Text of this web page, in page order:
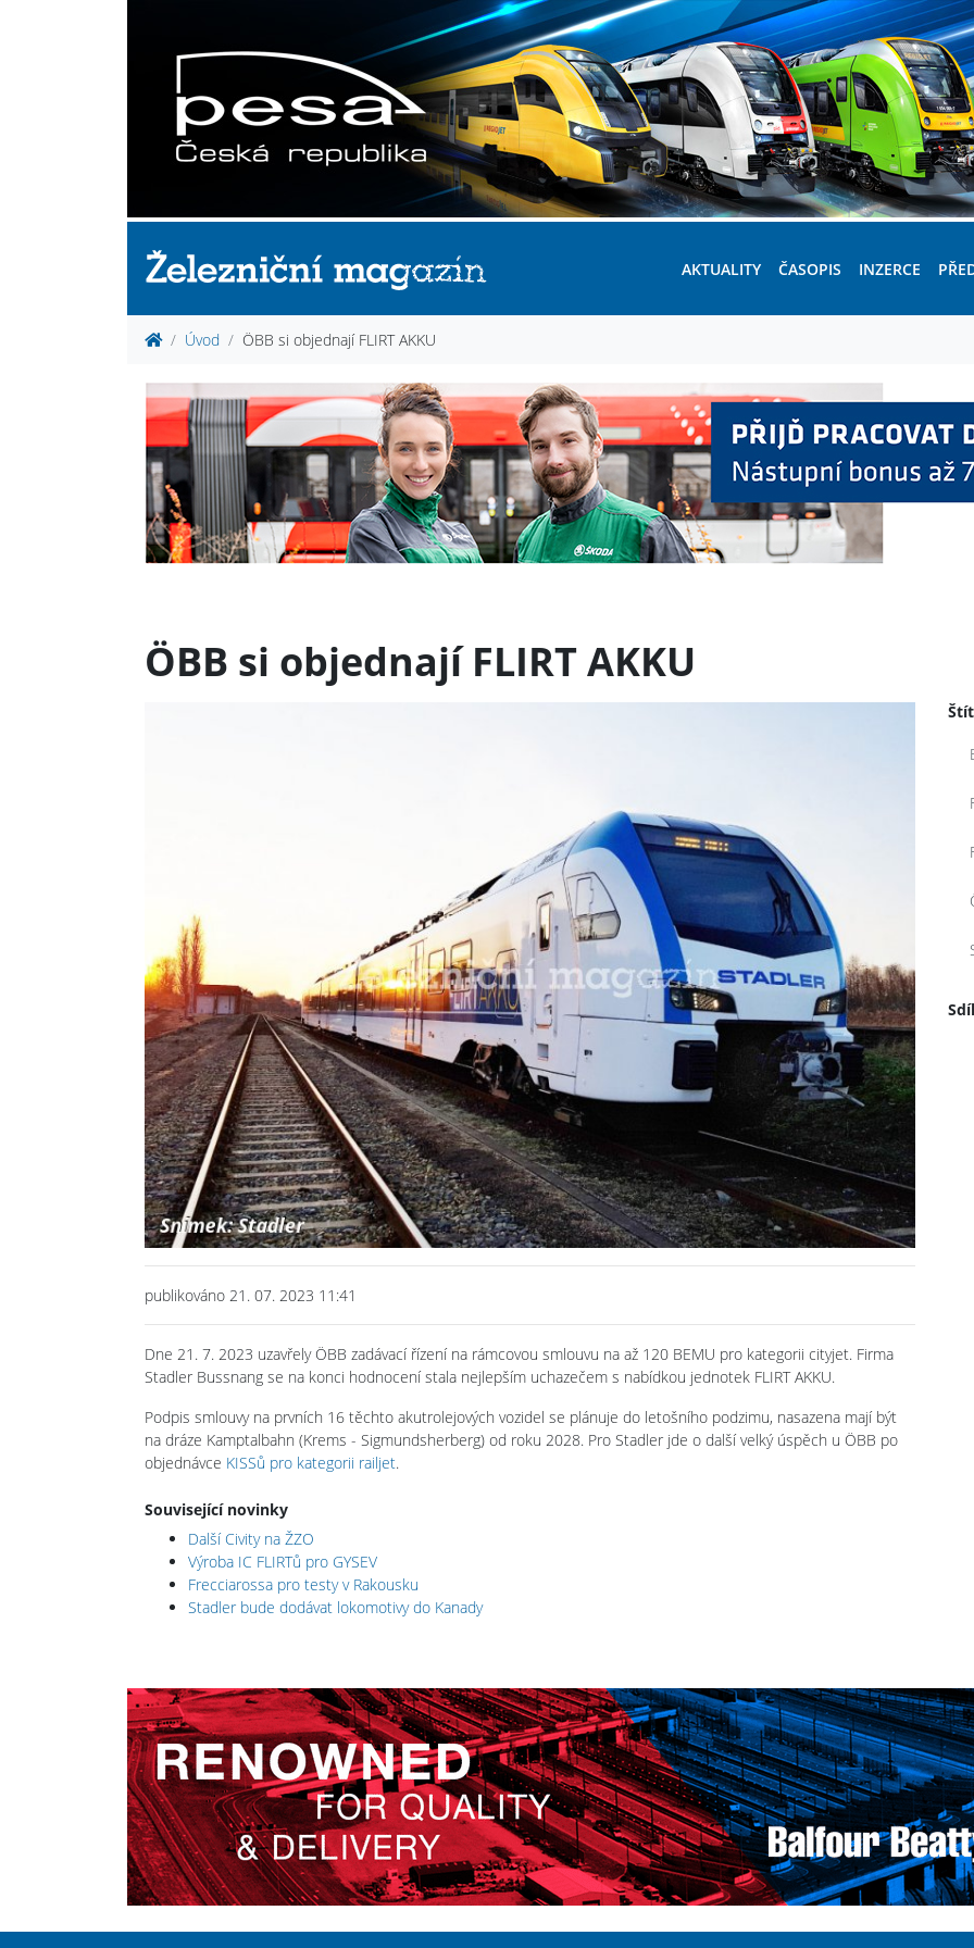
AKTUALITY ČASOPIS INZERCE
Úvod ÖBB si objednají FLIRT AKKU
ÖBB si objednají FLIRT AKKU
publikováno 21. 07. 2023 11:41
Dne 21. 7. 2023 uzavřely ÖBB zadávací řízení na rámcovou smlouvu na až 120 BEMU pro kategorii cityjet. Firma
Stadler Bussnang se na konci hodnocení stala nejlepším uchazečem s nabídkou jednotek FLIRT AKKU.
Podpis smlouvy na prvních 16 těchto akutrolejových vozidel se plánuje do letošního podzimu, nasazena mají být
na dráze Kamptalbahn (Krems - Sigmundsherberg) od roku 2028. Pro Stadler jde o další velký úspěch u ÖBB po
objednávce KISSů pro kategorii railjet.
Související novinky
Další Civity na ŽZO
Výroba IC FLIRTů pro GYSEV
Frecciarossa pro testy v Rakousku
Stadler bude dodávat lokomotivy do Kanady